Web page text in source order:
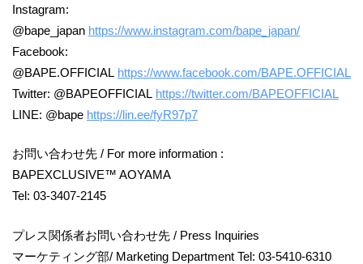
Instagram:
@bape_japan https://www.instagram.com/bape_japan/
Facebook:
@BAPE.OFFICIAL https://www.facebook.com/BAPE.OFFICIAL
Twitter: @BAPEOFFICIAL https://twitter.com/BAPEOFFICIAL
LINE: @bape https://lin.ee/fyR97p7
お問い合わせ先 / For more information :
BAPEXCLUSIVE™ AOYAMA
Tel: 03-3407-2145
プレス関係者お問い合わせ先 / Press Inquiries
マーケティング部/ Marketing Department Tel: 03-5410-6310